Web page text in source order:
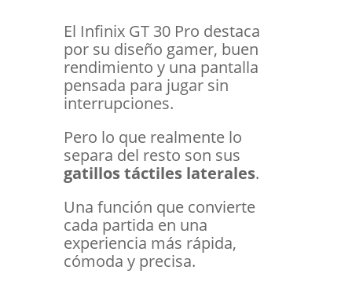
El Infinix GT 30 Pro destaca
por su diseño gamer, buen
rendimiento y una pantalla
pensada para jugar sin
interrupciones.
Pero lo que realmente lo
separa del resto son sus
gatillos táctiles laterales.
Una función que convierte
cada partida en una
experiencia más rápida,
cómoda y precisa.